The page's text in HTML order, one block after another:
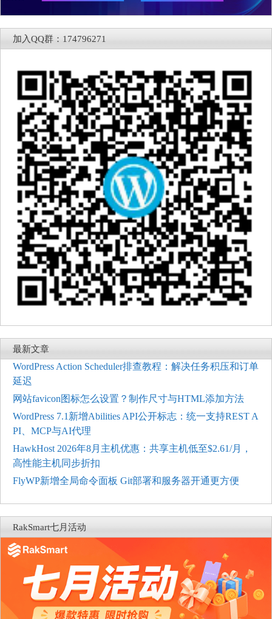
加入QQ群：174796271
最新文章
WordPress Action Scheduler排查教程：解决任务积压和订单
延迟
网站favicon图标怎么设置？制作尺寸与HTML添加方法
WordPress 7.1新增Abilities API公开标志：统一支持REST A
PI、MCP与AI代理
HawkHost 2026年8月主机优惠：共享主机低至$2.61/月，
高性能主机同步折扣
FlyWP新增全局命令面板 Git部署和服务器开通更方便
RakSmart七月活动